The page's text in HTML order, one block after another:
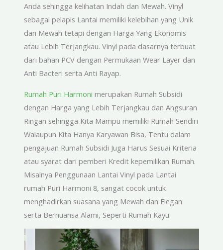
Anda sehingga kelihatan Indah dan Mewah. Vinyl
sebagai pelapis Lantai memiliki kelebihan yang Unik
dan Mewah tetapi dengan Harga Yang Ekonomis
atau Lebih Terjangkau. Vinyl pada dasarnya terbuat
dari bahan PCV dengan Permukaan Wear Layer dan
Anti Bacteri serta Anti Rayap.
Rumah Puri Harmoni merupakan Rumah Subsidi
dengan Harga yang Lebih Terjangkau dan Angsuran
Ringan sehingga Kita Mampu memiliki Rumah Sendiri
Walaupun Kita Hanya Karyawan Bisa, Tentu dalam
pengajuan Rumah Subsidi Juga Harus Sesuai Kriteria
atau syarat dari pemberi Kredit kepemilikan Rumah.
Misalnya Penggunaan Lantai Vinyl pada Lantai
rumah Puri Harmoni 8, sangat cocok untuk
menghadirkan suasana yang Mewah dan Elegan
serta Bernuansa Alami, Seperti Rumah Kayu.